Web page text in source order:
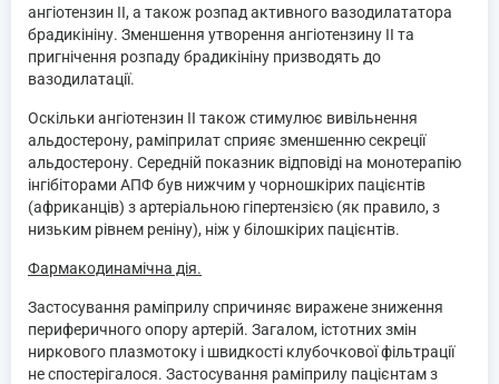
ангіотензин ІІ, а також розпад активного вазодилататора
брадикініну. Зменшення утворення ангіотензину ІІ та
пригнічення розпаду брадикініну призводять до
вазодилатації.
Оскільки ангіотензин ІІ також стимулює вивільнення
альдостерону, раміприлат сприяє зменшенню секреції
альдостерону. Середній показник відповіді на монотерапію
інгібіторами АПФ був нижчим у чорношкірих пацієнтів
(африканців) з артеріальною гіпертензією (як правило, з
низьким рівнем реніну), ніж у білошкірих пацієнтів.
Фармакодинамічна дія.
Застосування раміприлу спричиняє виражене зниження
периферичного опору артерій. Загалом, істотних змін
ниркового плазмотоку і швидкості клубочкової фільтрації
не спостерігалося. Застосування раміприлу пацієнтам з